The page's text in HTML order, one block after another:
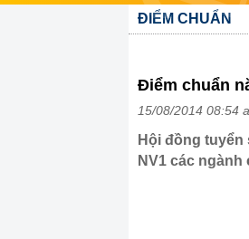
ĐIỂM CHUẨN
Điểm chuẩn
15/08/2014 08:54
Hội đồng
NV1 các